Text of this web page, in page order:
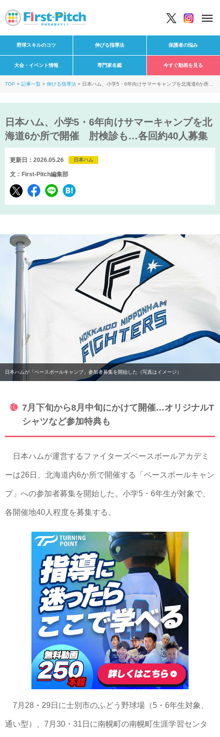
野球スキルのコツ 伸びる指導法 保護者の悩み
大会・イベント情報 専門家名鑑 今すぐ動画を見る
TOP 記事一覧 伸びる指導法
日本ハム、小学5・6年向けサマーキャンプを北海道6か所で
日本ハム、小学5・6年向けサマーキャンプを北
海道6か所で開催 肘検診も…各回約40人募集
更新日：2026.05.26 日本ハム
文：First-Pitch編集部
日本ハムが「ベースボールキャンプ」参加者募集を開始した（写真はイメージ）
7月下旬から8月中旬にかけて開催…オリジナルT
シャツなど参加特典も
日本ハムが運営するファイターズベースボールアカデミ
ーは26日、北海道内6か所で開催する「ベースボールキャン
プ」への参加者募集を開始した。小学5・6年生が対象で、
各開催地40人程度を募集する。
7月28・29日に士別市のふどう野球場（5・6年生対象、
通い型）、7月30・31日に南幌町の南幌町生涯学習センタ